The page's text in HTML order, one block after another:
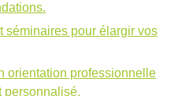
séminaires pour élargir vos
orientation professionnelle
personnalisé.